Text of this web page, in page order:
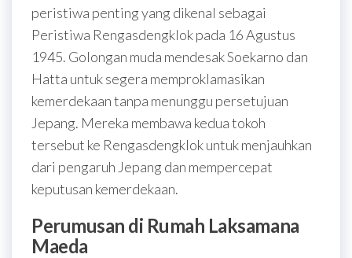
peristiwa penting yang dikenal sebagai
Peristiwa Rengasdengklok pada 16 Agustus
1945. Golongan muda mendesak Soekarno dan
Hatta untuk segera memproklamasikan
kemerdekaan tanpa menunggu persetujuan
Jepang. Mereka membawa kedua tokoh
tersebut ke Rengasdengklok untuk menjauhkan
dari pengaruh Jepang dan mempercepat
keputusan kemerdekaan.
Perumusan di Rumah Laksamana
Maeda